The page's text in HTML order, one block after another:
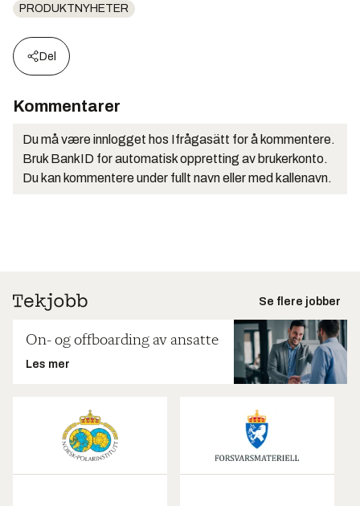
PRODUKTNYHETER
Del
Kommentarer
Du må være innlogget hos Ifrågasätt for å kommentere.
Bruk BankID for automatisk oppretting av brukerkonto.
Du kan kommentere under fullt navn eller med kallenavn.
Se flere jobber
On- og offboarding av ansatte
Les mer